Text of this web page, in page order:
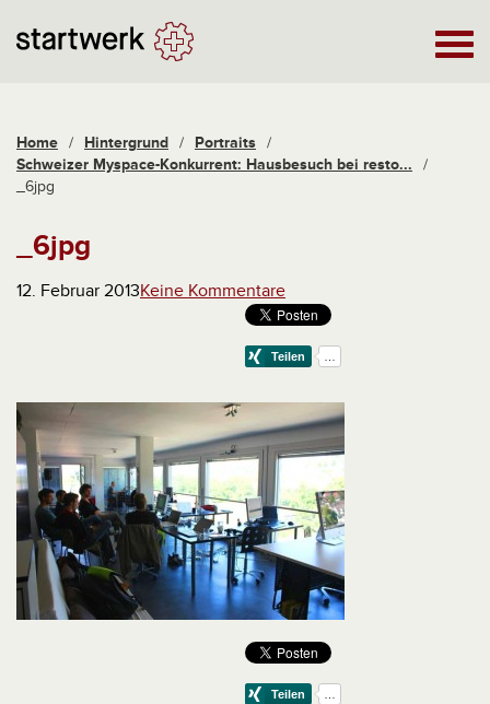
Home / Hintergrund / Portraits /
Schweizer Myspace-Konkurrent: Hausbesuch bei resto...
/
_6jpg
_6jpg
12. Februar 2013Keine Kommentare